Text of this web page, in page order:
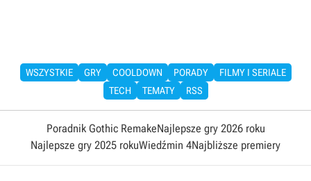
WSZYSTKIE GRY COOLDOWN PORADY
FILMY I SERIALE
TECH
TEMATY RSS
Poradnik Gothic RemakeNajlepsze gry 2026 roku
Najlepsze gry 2025 rokuWiedźmin 4Najbliższe premiery